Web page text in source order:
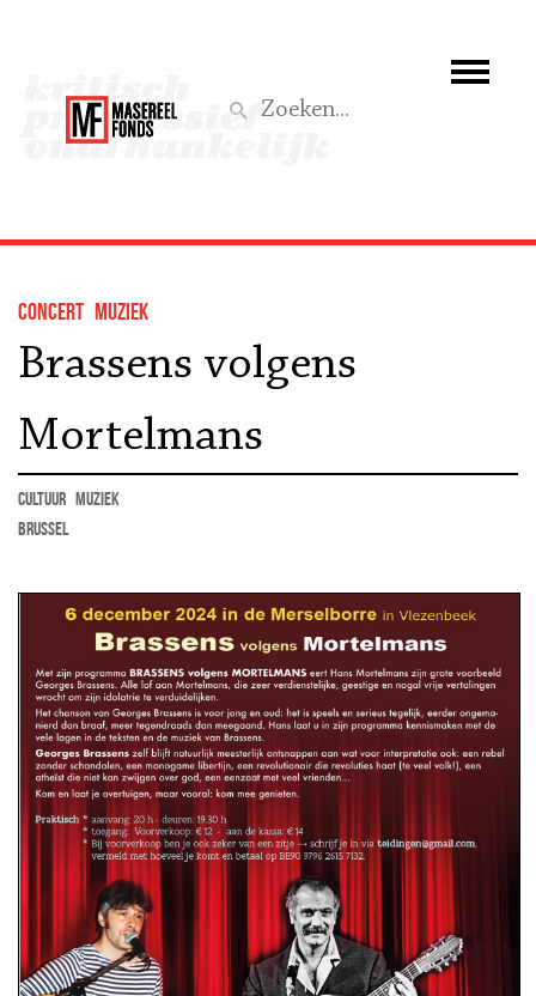
Wat we doen
Steun ons
Aktief
concert muziek
Brassens volgens
Mortelmans
cultuur muziek
Brussel